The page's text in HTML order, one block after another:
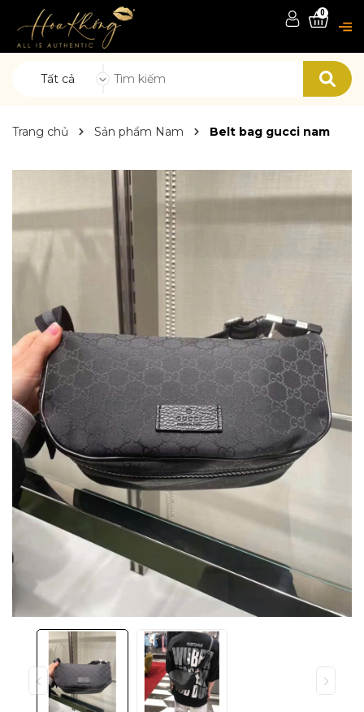
Tất cả
0
Trang chủ Sản phẩm Nam Belt bag gucci nam